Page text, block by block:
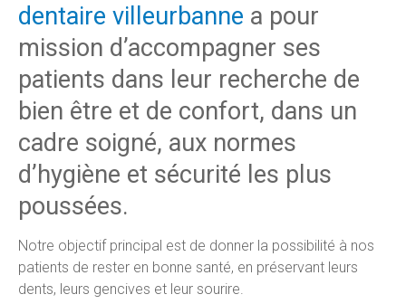
dentaire villeurbanne a pour
mission d’accompagner ses
patients dans leur recherche de
bien être et de confort, dans un
cadre soigné, aux normes
d’hygiène et sécurité les plus
poussées.
Notre objectif principal est de donner la possibilité à nos
patients de rester en bonne santé, en préservant leurs
dents, leurs gencives et leur sourire.